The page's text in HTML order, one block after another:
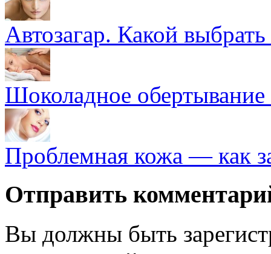
Автозагар. Какой
Шоколадное
Проблемная кожа — как
Отправить
Вы должны быть